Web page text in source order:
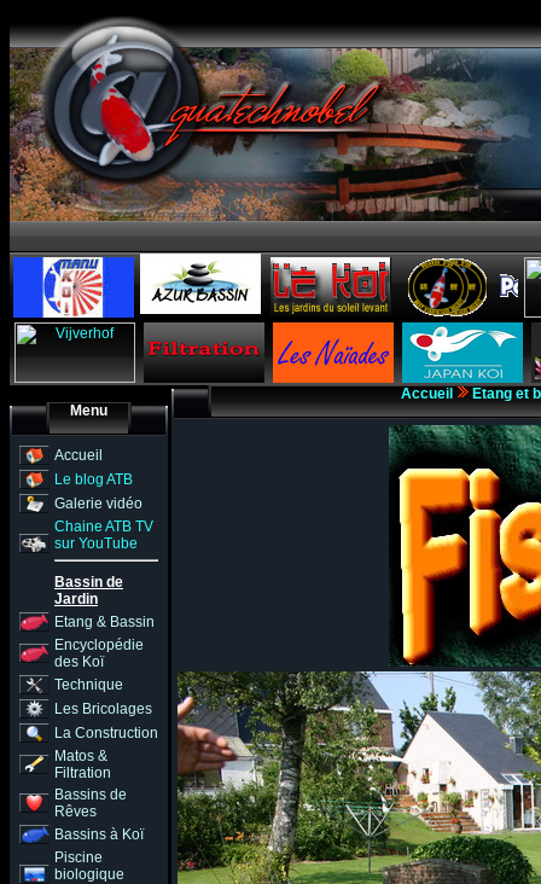
Menu
Accueil
Le blog ATB
Galerie vidéo
Chaine ATB TV
sur YouTube
Bassin de
Jardin
Etang & Bassin
Encyclopédie
des Koï
Technique
Les Bricolages
La Construction
Matos &
Filtration
Bassins de
Rêves
Bassins à Koï
Piscine
biologique
Accueil Etang et